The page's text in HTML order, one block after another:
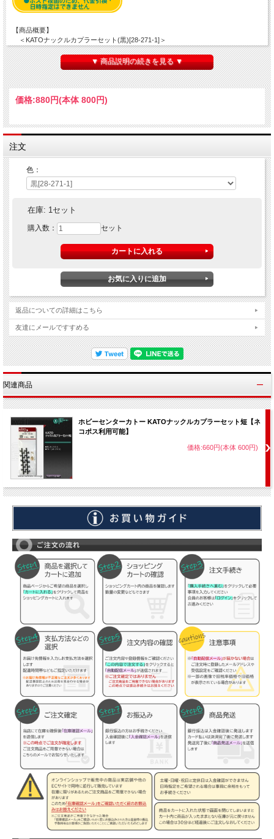
【商品概要】
＜KATOナックルカプラーセット(黒)[28-271-1]＞
●「ナハフ11かもめナックルカプラー」とカプラーアダプター、カプラースプリ
ングをセットにして定番パーツになりました。
＜KATOナックルカプラーセット(グレー)[28-271-2]＞
●「EH200ナックルカプラー」とカプラーアダプター、カプラースプリングをセ
ットにして定番パーツになりました。
●カプラーアダプター…10個
●カプラースプリング…10個
▼ 商品説明の続きを見る ▼
価格:880円(本体 800円)
注文
色：
在庫: 1セット
購入数： セット
返品についての詳細はこちら
友達にメールですすめる
関連商品
ホビーセンターカトー KATOナックルカプラーセット短【ネ
コポス利用可能】
価格:660円(本体 600円)